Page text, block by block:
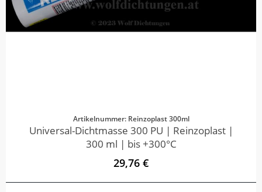
Artikelnummer: Reinzoplast 300ml
Universal-Dichtmasse 300 PU | Reinzoplast |
300 ml | bis +300°C
29,76 €